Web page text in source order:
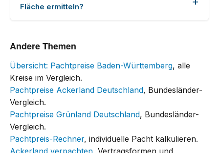
Fläche ermitteln?
Andere Themen
Übersicht: Pachtpreise Baden-Württemberg, alle
Kreise im Vergleich.
Pachtpreise Ackerland Deutschland, Bundesländer-
Vergleich.
Pachtpreise Grünland Deutschland, Bundesländer-
Vergleich.
Pachtpreis-Rechner, individuelle Pacht kalkulieren.
Ackerland verpachten, Vertragsformen und